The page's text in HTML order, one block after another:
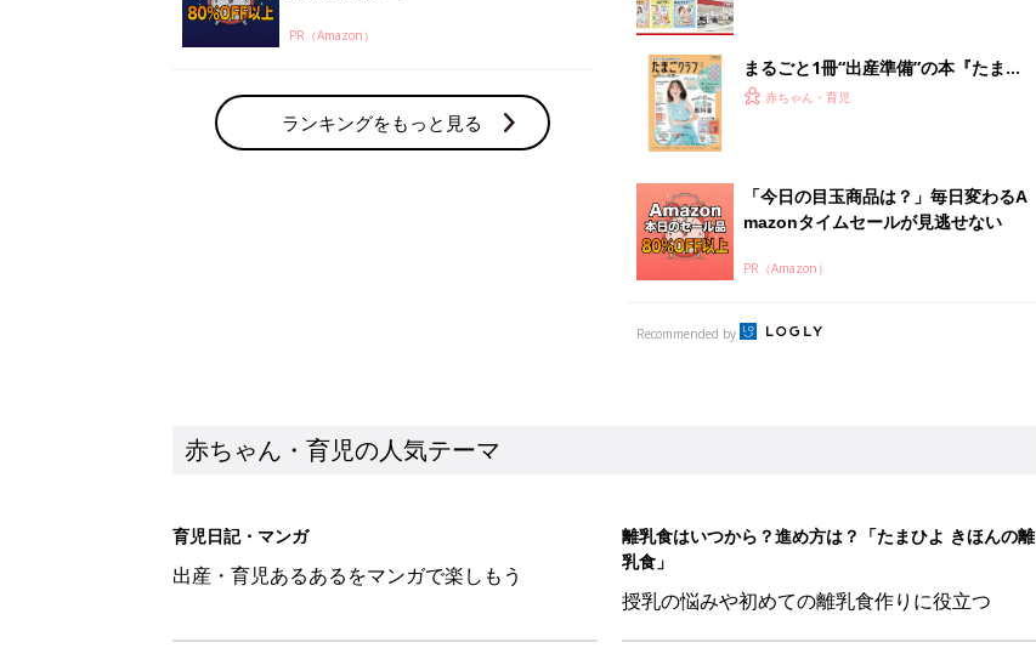
PR（Amazon）
ランキングをもっと見る
まるごと1冊“出産準備”の本『たまご
クラブ 夏号』〈スペシャル大特集〉
赤ちゃん・育児
「今日の目玉商品は？」毎日変わるA
mazonタイムセールが見逃せない
PR（Amazon）
Recommended by
赤ちゃん・育児の人気テーマ
育児日記・マンガ
出産・育児あるあるをマンガで楽しもう
離乳食はいつから？進め方は？「たまひよ きほんの離
乳食」
授乳の悩みや初めての離乳食作りに役立つ